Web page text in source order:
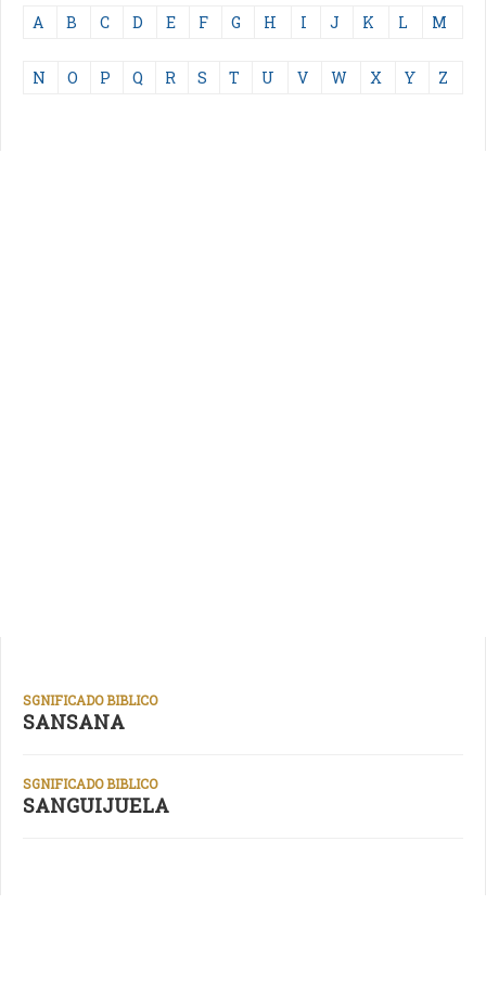
A B C D E F G H I J K L M
N O P Q R S T U V W X Y Z
SGNIFICADO BIBLICO
SANSANA
SGNIFICADO BIBLICO
SANGUIJUELA